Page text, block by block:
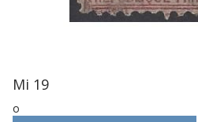
Mi 19
o